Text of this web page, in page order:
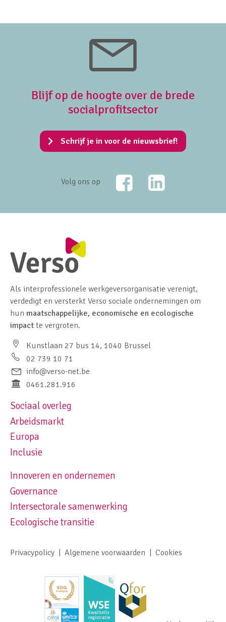
Blijf op de hoogte over de brede
socialprofitsector
Schrijf je in voor de nieuwsbrief!
Volg ons op
FacebookLinkedIn
Als interprofessionele werkgeversorganisatie verenigt,
verdedigt en versterkt Verso sociale ondernemingen om
hun maatschappelijke, economische en ecologische
impact te vergroten.
Kunstlaan 27 bus 14, 1040 Brussel
02 739 10 71
info@verso-net.be
0461.281.916
Footer navigation left
Sociaal overleg
Arbeidsmarkt
Europa
Inclusie
Footer navigation right
Innoveren en ondernemen
Governance
Intersectorale samenwerking
Ecologische transitie
Footer meta navigation
Privacypolicy Algemene voorwaarden Cookies